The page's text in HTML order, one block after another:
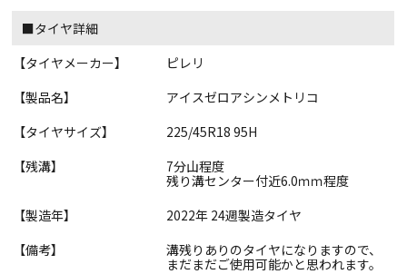
■タイヤ詳細
【タイヤメーカー】
ピレリ
【製品名】
アイスゼロアシンメトリコ
【タイヤサイズ】
225/45R18 95H
【残溝】
7分山程度
残り溝センター付近6.0ｍｍ程度
【製造年】
2022年 24週製造タイヤ
【備考】
溝残りありのタイヤになりますので、
まだまだご使用可能かと思われます。